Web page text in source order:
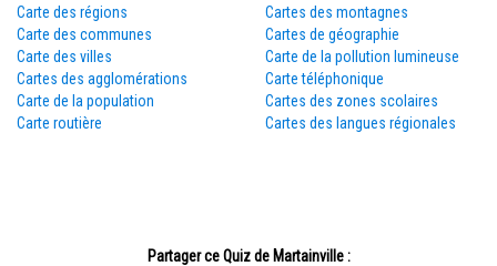
Carte des régions
Carte des communes
Carte des villes
Cartes des agglomérations
Carte de la population
Carte routière
Cartes des montagnes
Cartes de géographie
Carte de la pollution lumineuse
Carte téléphonique
Cartes des zones scolaires
Cartes des langues régionales
Partager ce Quiz de Martainville :